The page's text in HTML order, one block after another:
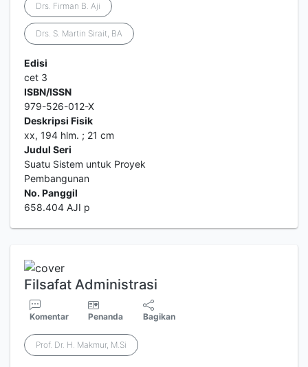
Drs. Firman B. Aji
Drs. S. Martin Sirait, BA
Edisi
cet 3
ISBN/ISSN
979-526-012-X
Deskripsi Fisik
xx, 194 hlm. ; 21 cm
Judul Seri
Suatu Sistem untuk Proyek
Pembangunan
No. Panggil
658.404 AJI p
Filsafat Administrasi
Komentar Penanda Bagikan
Prof. Dr. H. Makmur, M.Si